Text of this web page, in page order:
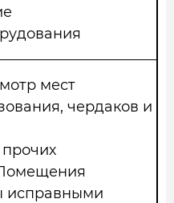
мест
чердаков и
исправными